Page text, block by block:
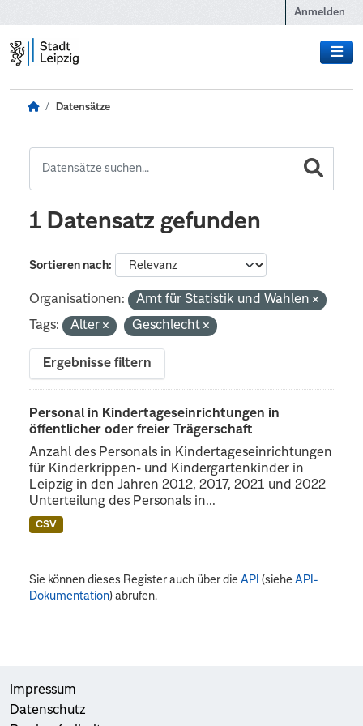
Anmelden
Datensätze
1 Datensatz gefunden
Sortieren nach
Organisationen:
Amt für Statistik und Wahlen
Tags:
Alter Geschlecht
Ergebnisse filtern
Personal in Kindertageseinrichtungen in
öffentlicher oder freier Trägerschaft
Anzahl des Personals in Kindertageseinrichtungen
für Kinderkrippen- und Kindergartenkinder in
Leipzig in den Jahren 2012, 2017, 2021 und 2022
Unterteilung des Personals in...
CSV
Sie können dieses Register auch über dieAPI (sieheAPI-
Dokumentation) abrufen.
Impressum
Datenschutz